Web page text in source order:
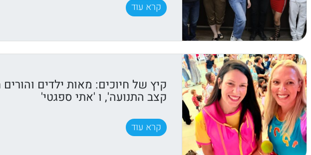
קרא עוד
קיץ של חיוכים: מאות ילדים
קצב התנועה', ו 'אתי ספגטי'
קרא עוד